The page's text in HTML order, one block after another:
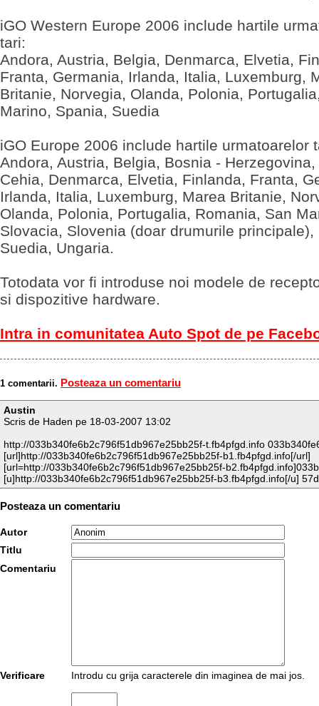
iGO Western Europe 2006 include hartile
tari:
Andora, Austria, Belgia, Denmarca, Elvetia,
Franta, Germania, Irlanda, Italia, Luxemburg,
Britanie, Norvegia, Olanda, Polonia,
Marino, Spania, Suedia
iGO Europe 2006 include hartile urmatoarelor
Andora, Austria, Belgia, Bosnia -
Cehia, Denmarca, Elvetia, Finlanda, Franta,
Irlanda, Italia, Luxemburg, Marea Britanie,
Olanda, Polonia, Portugalia, Romania, San
Slovacia, Slovenia (doar drumurile principale),
Suedia, Ungaria.
Totodata vor fi introduse noi modele de
si dispozitive hardware.
Intra in comunitatea Auto Spot de pe
1 comentarii. Posteaza un comentariu
Austin
Scris de Haden pe 18-03-2007 13:02
http://033b340fe6b2c796f51db967e25bb25f-t.fb4pfgd.info
[url]http://033b340fe6b2c796f51db967e25bb25f-b1.fb4pfgd.info[/url]
[url=http://033b340fe6b2c796f51db967e25bb25f-
[u]http://033b340fe6b2c796f51db967e25bb25f-b3.fb4pfgd.info[/u]
Posteaza un comentariu
Autor
Titlu
Comentariu
Verificare Introdu cu grija caracterele din imaginea de mai jos.